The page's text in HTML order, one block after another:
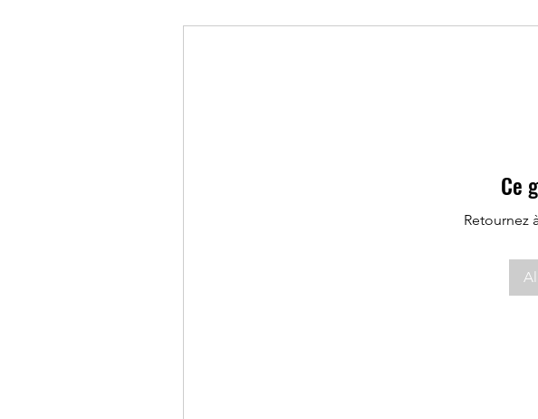
Ce
Retournez